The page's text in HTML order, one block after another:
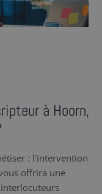
à Hoorn,
: l'intervention
offrira une